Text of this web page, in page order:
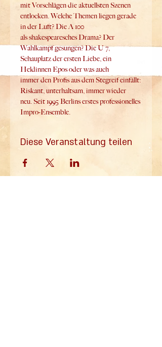
mit Vorschlägen die aktuellsten Szenen
entlocken. Welche Themen liegen gerade
in der Luft? Die A 100
als shakespearesches Drama? Der
Wahlkampf gesungen? Die U 7,
Schauplatz der ersten Liebe, ein
Heldinnen Epos oder was auch
immer den Profis aus dem Stegreif einfällt:
Riskant, unterhaltsam, immer wieder
neu. Seit 1995 Berlins erstes professionelles
Impro-Ensemble.
Diese Veranstaltung teilen